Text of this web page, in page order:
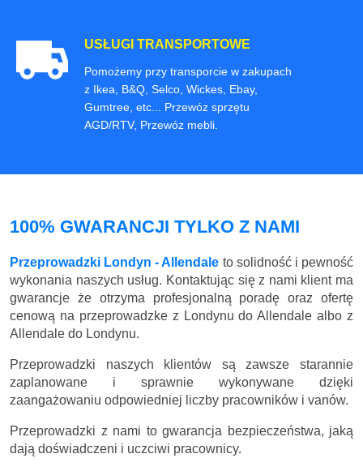
USŁUGI TRANSPORTOWE
Pomożemy przy transporcie w zakupach
z Ikea, B&Q, Selco, Wickes, Ebay,
Gumtree, etc... Przewóz sprzętu
AGD/RTV, Przewóz mebli.
100% GWARANCJI TYLKO Z NAMI
Przeprowadzki Londyn - Allendale to solidność i pewność
wykonania naszych usług. Kontaktując się z nami klient ma
gwarancje że otrzyma profesjonalną poradę oraz ofertę
cenową na przeprowadzke z Londynu do Allendale albo z
Allendale do Londynu.
Przeprowadzki naszych klientów są zawsze starannie
zaplanowane i sprawnie wykonywane dzięki
zaangażowaniu odpowiedniej liczby pracowników i vanów.
Przeprowadzki z nami to gwarancja bezpieczeństwa, jaką
dają doświadczeni i uczciwi pracownicy.